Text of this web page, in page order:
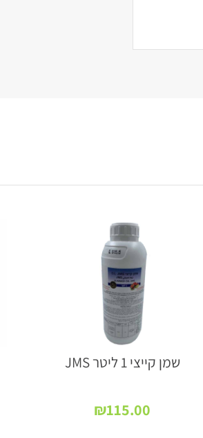
שמן קייצי 1 ליטר JMS
₪115.00